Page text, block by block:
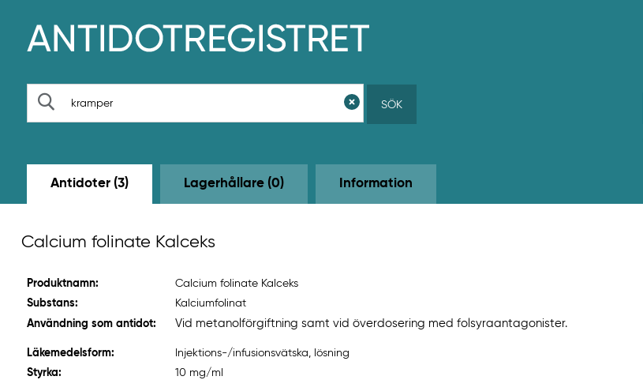
p
d
n
å
l
e
SÖK
Antidoter (3) Lagerhållare (0) Information
Calcium folinate Kalceks
Produktnamn:
Calcium folinate Kalceks
Substans:
Kalciumfolinat
Användning som antidot:
Vid metanolförgiftning samt vid överdosering med folsyraantagonister.
Läkemedelsform:
Injektions-/infusionsvätska, lösning
Styrka:
10 mg/ml